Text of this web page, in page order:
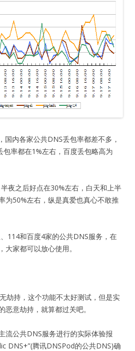
国内各家公共DNS丢包率都差不多，
率都在1%左右，百度丢包略高为
夜之后好点在30%左右，白天和上半
为50%左右，纵是真爱也真心不敢推
114和百度4家的公共DNS服务，在
家都可以放心使用。
劫持，这个功能不太好测试，但是实
意劫持，就算都过关吧。
流公共DNS服务进行的实际体验报
DNS+”(腾讯DNSPod的公共DNS)确